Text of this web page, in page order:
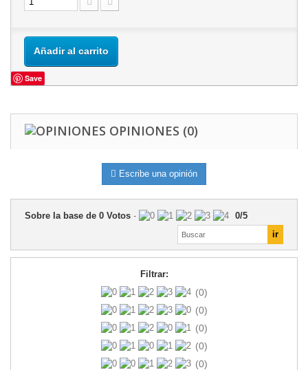
Añadir al carrito
Save
OPINIONES (0)
Escribe una opinión
Sobre la base de 0 Votos - 0/5
Filtrar:
(0)
(0)
(0)
(0)
(0)